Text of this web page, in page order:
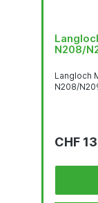
N208/
Langloch
N208/
CHF